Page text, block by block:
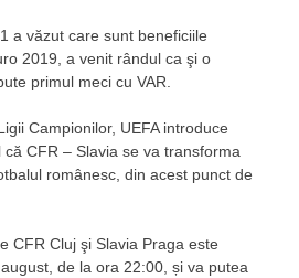
a văzut care sunt beneficiile
2019, a venit rândul ca şi o
primul meci cu VAR.
Campionilor, UEFA introduce
CFR – Slavia se va transforma
românesc, din acest punct de
CFR Cluj şi Slavia Praga este
de la ora 22:00, și va putea